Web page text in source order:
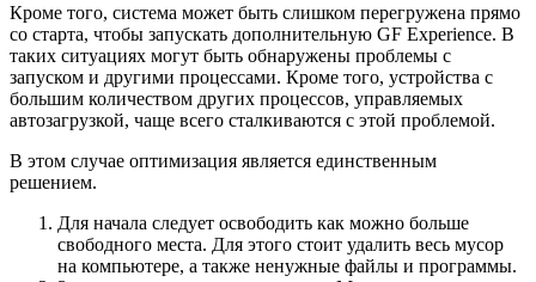
Кроме того, система может быть слишком перегружена прямо
со старта, чтобы запускать дополнительную GF Experience. В
таких ситуациях могут быть обнаружены проблемы с
запуском и другими процессами. Кроме того, устройства с
большим количеством других процессов, управляемых
автозагрузкой, чаще всего сталкиваются с этой проблемой.
В этом случае оптимизация является единственным
решением.
Для начала следует освободить как можно больше
свободного места. Для этого стоит удалить весь мусор
на компьютере, а также ненужные файлы и программы.